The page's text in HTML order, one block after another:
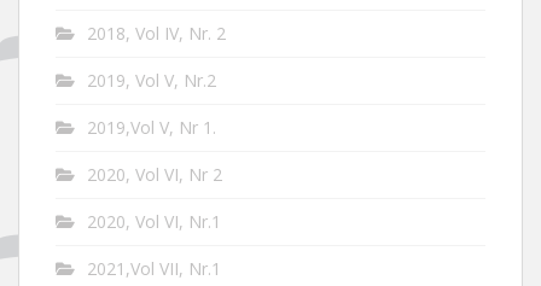
2018, Vol IV, Nr. 2
2019, Vol V, Nr.2
2019,Vol V, Nr 1.
2020, Vol VI, Nr 2
2020, Vol VI, Nr.1
2021,Vol VII, Nr.1